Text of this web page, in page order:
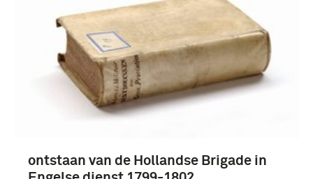
wet (55)
boek (18)
ontstaan van de Hollandse Brigade in